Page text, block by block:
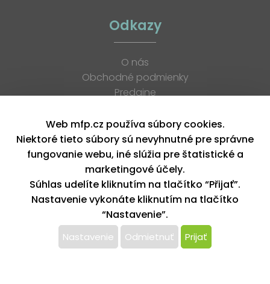
Odkazy
O nás
Obchodné podmienky
Predajne
K stiahnutiu
Blog
Kontakt
Kariéra
XML feed
Copyright © 2026, MFP paper s. r. o. | Všetky práva vyhradené
design by MFP
Tento web používa k poskytovaniu služieb,
Web mfp.cz používa súbory cookies.
Niektoré tieto súbory sú nevyhnutné pre správne
fungovanie webu, iné slúžia pre štatistické a
marketingové účely.
Súhlas udelíte kliknutím na tlačítko “Přijať”.
Nastavenie vykonáte kliknutím na tlačítko
“Nastavenie”.
Nastavenie Odmietnuť Prijať